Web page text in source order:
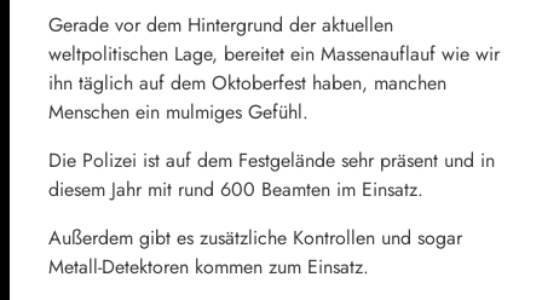
Gerade vor dem Hintergrund der aktuellen
weltpolitischen Lage, bereitet ein Massenauflauf wie wir
ihn täglich auf dem Oktoberfest haben, manchen
Menschen ein mulmiges Gefühl.
Die Polizei ist auf dem Festgelände sehr präsent und in
diesem Jahr mit rund 600 Beamten im Einsatz.
Außerdem gibt es zusätzliche Kontrollen und sogar
Metall-Detektoren kommen zum Einsatz.